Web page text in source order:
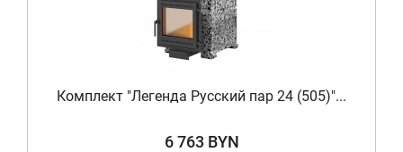
Комплект "Легенда Русский пар 24 (505)"...
6 763 BYN